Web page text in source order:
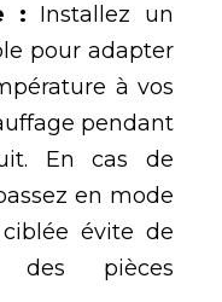
: Installez un
pour adapter
érature à vos
pendant
En cas de
en mode
ée évite de
des pièces